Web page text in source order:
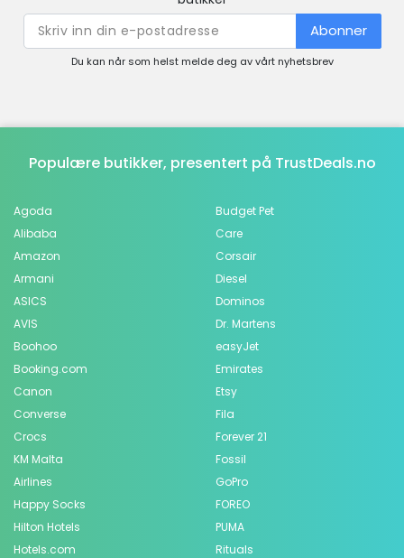
Abonner
Du kan når som helst melde deg av vårt nyhetsbrev
Populære butikker, presentert på TrustDeals.no
Agoda
Alibaba
Amazon
Armani
ASICS
AVIS
Boohoo
Booking.com
Canon
Converse
Crocs
KM Malta
Airlines
Budget Pet
Care
Corsair
Diesel
Dominos
Dr. Martens
easyJet
Emirates
Etsy
Fila
Forever 21
Fossil
GoPro
Happy Socks
Hilton Hotels
Hotels.com
FOREO
PUMA
Rituals